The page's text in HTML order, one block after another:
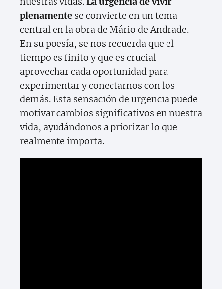
plenamente se convierte en un tema
central en la obra de Mário de Andrade.
En su poesía, se nos recuerda que el
tiempo es finito y que es crucial
aprovechar cada oportunidad para
experimentar y conectarnos con los
demás. Esta sensación de urgencia puede
motivar cambios significativos en nuestra
vida, ayudándonos a priorizar lo que
realmente importa.